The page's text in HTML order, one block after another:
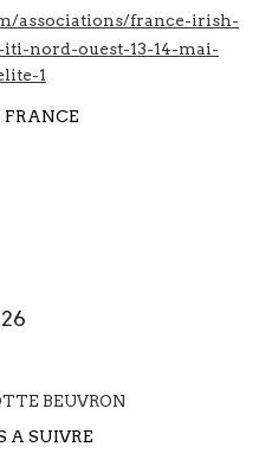
associations/france-irish-
nord-ouest-13-14-mai-
1
FRANCE
BEUVRON
A SUIVRE